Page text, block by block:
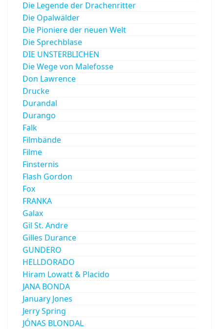
Die Legende der Drachenritter
Die Opalwälder
Die Pioniere der neuen Welt
Die Sprechblase
DIE UNSTERBLICHEN
Die Wege von Malefosse
Don Lawrence
Drucke
Durandal
Durango
Falk
Filmbände
Filme
Finsternis
Flash Gordon
Fox
FRANKA
Galax
Gil St. Andre
Gilles Durance
GUNDERO
HELLDORADO
Hiram Lowatt & Placido
JANA BONDA
January Jones
Jerry Spring
JÓNAS BLONDAL